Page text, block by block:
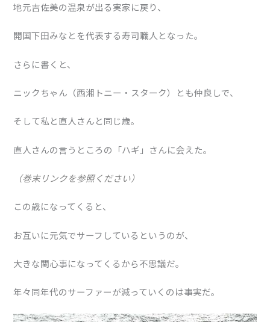
地元吉佐美の温泉が出る実家に戻り、
開国下田みなとを代表する寿司職人となった。
さらに書くと、
ニックちゃん（西湘トニー・スターク）とも仲良しで、
そして私と直人さんと同じ歳。
直人さんの言うところの「ハギ」さんに会えた。
（巻末リンクを参照ください）
この歳になってくると、
お互いに元気でサーフしているというのが、
大きな関心事になってくるから不思議だ。
年々同年代のサーファーが減っていくのは事実だ。